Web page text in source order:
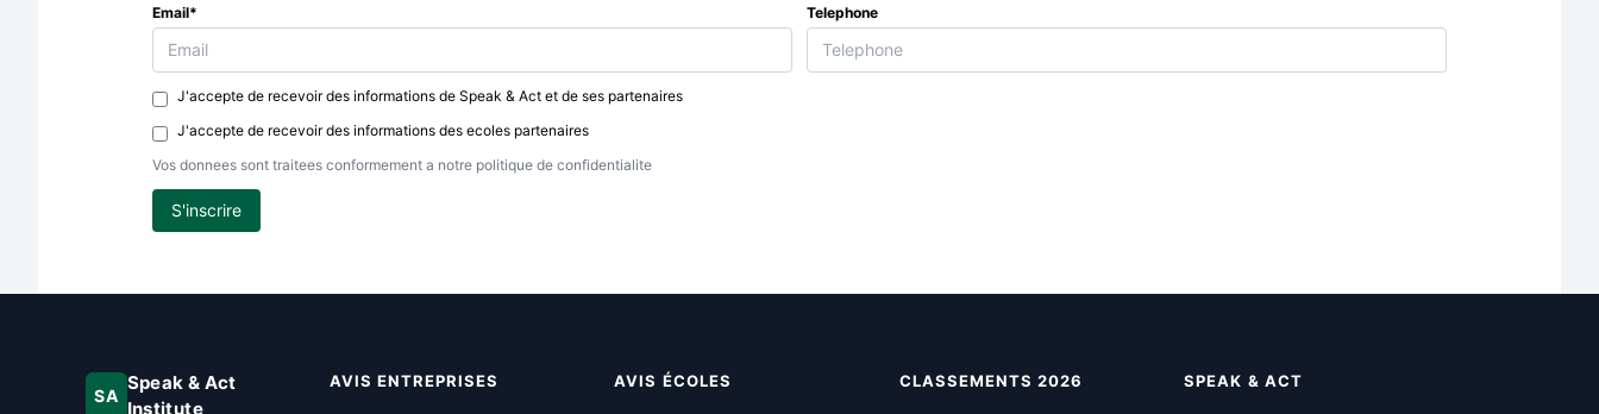
Email* Telephone
J'accepte de recevoir des informations de Speak & Act et de ses partenaires
J'accepte de recevoir des informations des ecoles partenaires
Vos donnees sont traitees conformement a notre politique de confidentialite
S'inscrire
SA
Speak & Act
Institute
AVIS ENTREPRISES AVIS ÉCOLES CLASSEMENTS 2026 SPEAK & ACT